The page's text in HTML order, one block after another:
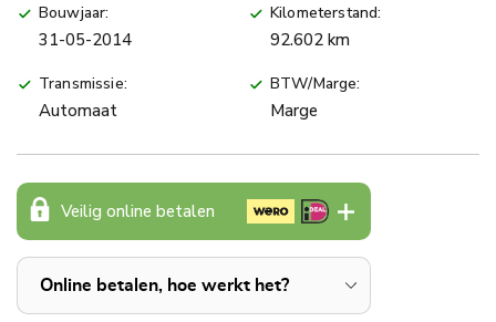
Bouwjaar:
31-05-2014
Kilometerstand:
92.602 km
Transmissie:
Automaat
BTW/Marge:
Marge
Veilig online betalen
Online betalen, hoe werkt het?